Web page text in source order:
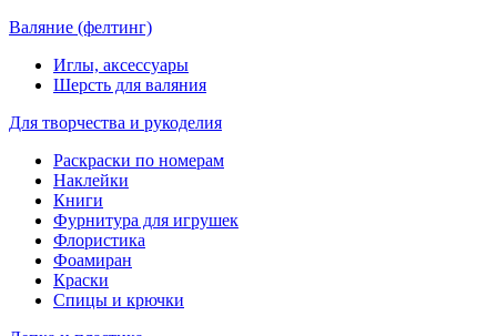
Валяние (фелтинг)
Иглы, аксессуары
Шерсть для валяния
Для творчества и рукоделия
Раскраски по номерам
Наклейки
Книги
Фурнитура для игрушек
Флористика
Фоамиран
Краски
Спицы и крючки